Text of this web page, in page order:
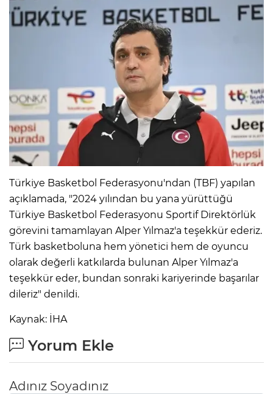
Türkiye Basketbol Federasyonu'ndan (TBF) yapılan
açıklamada, "2024 yılından bu yana yürüttüğü
Türkiye Basketbol Federasyonu Sportif Direktörlük
görevini tamamlayan Alper Yılmaz'a teşekkür ederiz.
Türk basketboluna hem yönetici hem de oyuncu
olarak değerli katkılarda bulunan Alper Yılmaz'a
teşekkür eder, bundan sonraki kariyerinde başarılar
dileriz" denildi.
Kaynak: İHA
Yorum Ekle
Adınız Soyadınız